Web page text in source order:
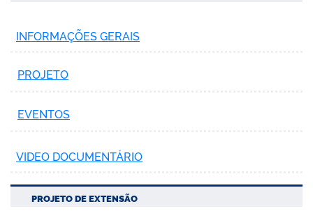
INFORMAÇÕES GERAIS
PROJETO
EVENTOS
VIDEO DOCUMENTÁRIO
PROJETO DE EXTENSÃO